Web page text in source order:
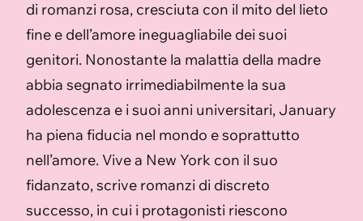
di romanzi rosa, cresciuta con il mito del lieto
fine e dell’amore ineguagliabile dei suoi
genitori. Nonostante la malattia della madre
abbia segnato irrimediabilmente la sua
adolescenza e i suoi anni universitari, January
ha piena fiducia nel mondo e soprattutto
nell’amore. Vive a New York con il suo
fidanzato, scrive romanzi di discreto
successo, in cui i protagonisti riescono